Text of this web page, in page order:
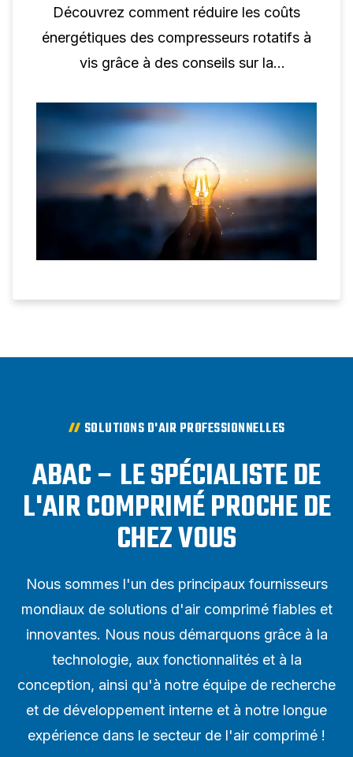
Découvrez comment réduire les coûts
énergétiques des compresseurs rotatifs à
vis grâce à des conseils sur la
solutions de compresseurs à vis
écoénergétiques.
SOLUTIONS D'AIR PROFESSIONNELLES
ABAC – LE SPÉCIALISTE DE
L'AIR COMPRIMÉ PROCHE DE
CHEZ VOUS
Nous sommes l'un des principaux fournisseurs
mondiaux de solutions d'air comprimé fiables et
innovantes. Nous nous démarquons grâce à la
technologie, aux fonctionnalités et à la
conception, ainsi qu'à notre équipe de recherche
et de développement interne et à notre longue
expérience dans le secteur de l'air comprimé !